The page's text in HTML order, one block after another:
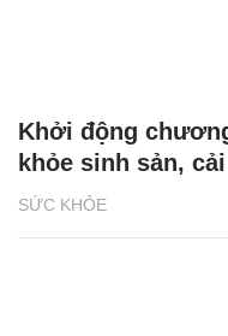
SỨC KHỎE
Khởi động
khỏe sinh sản,